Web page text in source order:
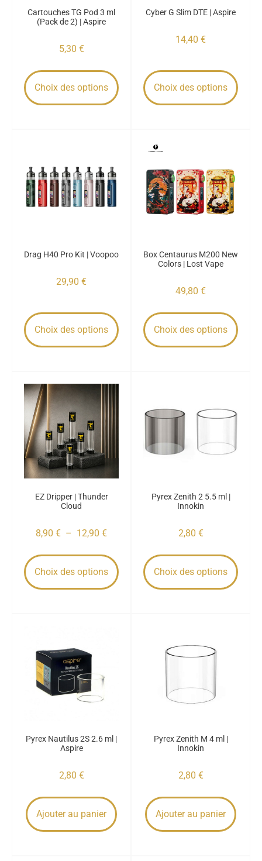
Cartouches TG Pod 3 ml
(Pack de 2) | Aspire
5,30 €
Choix des options
Cyber G Slim DTE | Aspire
14,40 €
Choix des options
Drag H40 Pro Kit | Voopoo
29,90 €
Choix des options
Box Centaurus M200 New
Colors | Lost Vape
49,80 €
Choix des options
EZ Dripper | Thunder
Cloud
8,90 € – 12,90 €
Choix des options
Pyrex Zenith 2 5.5 ml |
Innokin
2,80 €
Choix des options
Pyrex Nautilus 2S 2.6 ml |
Aspire
2,80 €
Ajouter au panier
Pyrex Zenith M 4 ml |
Innokin
2,80 €
Ajouter au panier